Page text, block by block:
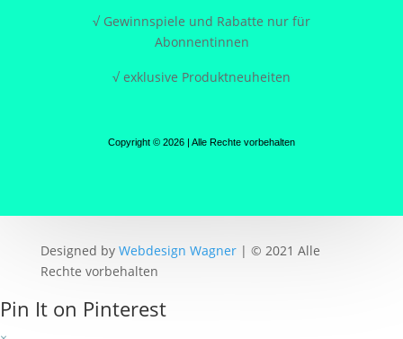
√ Gewinnspiele und Rabatte nur für
Abonnentinnen
√ exklusive Produktneuheiten
Copyright © 2026 | Alle Rechte vorbehalten
Designed by Webdesign Wagner| © 2021 Alle
Rechte vorbehalten
Pin It on Pinterest